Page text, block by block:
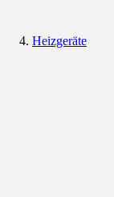
Heizgeräte